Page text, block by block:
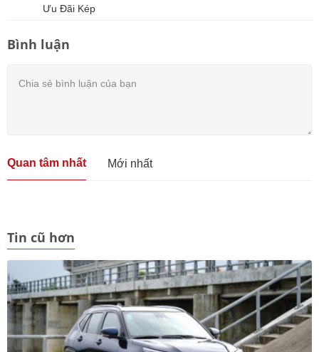
Ưu Đãi Kép
Bình luận
Quan tâm nhất Mới nhất
Tin cũ hơn